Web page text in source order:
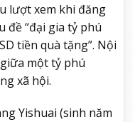
lượt xem khi đăng
đề “đại gia tỷ phú
tiền quà tặng”. Nội
một tỷ phú
xã hội.
Yishuai (sinh năm